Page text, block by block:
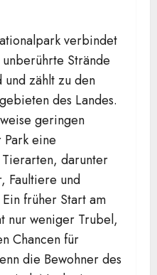
verbindet
Strände
und zählt zu den
des Landes.
geringen
eine
darunter
Faultiere und
früher Start am
nur weniger Trubel,
Chancen für
die Bewohner des